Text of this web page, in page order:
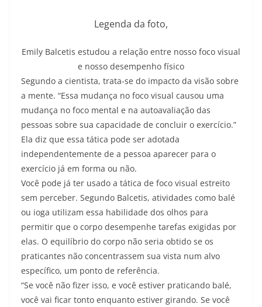
Legenda da foto,
Emily Balcetis estudou a relação entre nosso foco visual
e nosso desempenho físico
Segundo a cientista, trata-se do impacto da visão sobre
a mente. “Essa mudança no foco visual causou uma
mudança no foco mental e na autoavaliação das
pessoas sobre sua capacidade de concluir o exercício.”
Ela diz que essa tática pode ser adotada
independentemente de a pessoa aparecer para o
exercício já em forma ou não.
Você pode já ter usado a tática de foco visual estreito
sem perceber. Segundo Balcetis, atividades como balé
ou ioga utilizam essa habilidade dos olhos para
permitir que o corpo desempenhe tarefas exigidas por
elas. O equilíbrio do corpo não seria obtido se os
praticantes não concentrassem sua vista num alvo
específico, um ponto de referência.
“Se você não fizer isso, e você estiver praticando balé,
você vai ficar tonto enquanto estiver girando. Se você